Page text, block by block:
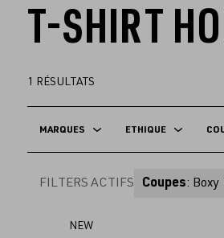
T-SHIRT
1 RÉSULTATS
MARQUES ETHIQUE
FILTERS ACTIFS Coupes: Boxy
NEW